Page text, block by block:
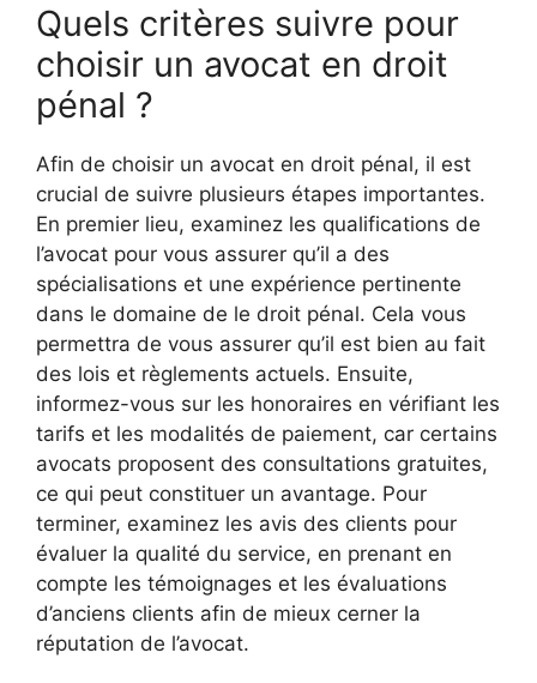
Quels critères suivre pour
choisir un avocat en droit
pénal ?
Afin de choisir un avocat en droit pénal, il est
crucial de suivre plusieurs étapes importantes.
En premier lieu, examinez les qualifications de
l’avocat pour vous assurer qu’il a des
spécialisations et une expérience pertinente
dans le domaine de le droit pénal. Cela vous
permettra de vous assurer qu’il est bien au fait
des lois et règlements actuels. Ensuite,
informez-vous sur les honoraires en vérifiant les
tarifs et les modalités de paiement, car certains
avocats proposent des consultations gratuites,
ce qui peut constituer un avantage. Pour
terminer, examinez les avis des clients pour
évaluer la qualité du service, en prenant en
compte les témoignages et les évaluations
d’anciens clients afin de mieux cerner la
réputation de l’avocat.